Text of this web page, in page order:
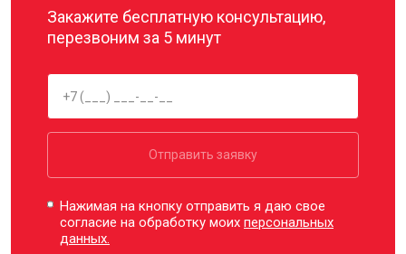
Закажите бесплатную консультацию,
перезвоним за 5 минут
Отправить заявку
Нажимая на кнопку отправить я даю свое
согласие на обработку моихперсональных
данных.